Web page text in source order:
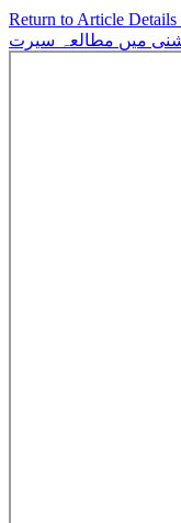
Return to Article Details